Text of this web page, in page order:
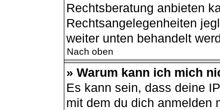
Rechtsberatung anbieten
Rechtsangelegenheiten
weiter unten behandelt
Nach oben
» Warum kann ich mich
Es kann sein, dass deine
mit dem du dich anmelden